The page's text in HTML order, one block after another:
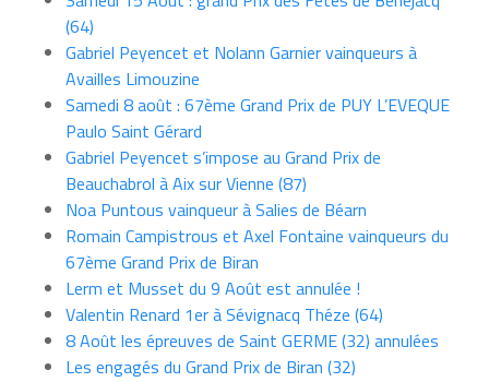
(64)
Gabriel Peyencet et Nolann Garnier vainqueurs à
Availles Limouzine
Samedi 8 août : 67ème Grand Prix de PUY L’EVEQUE
Paulo Saint Gérard
Gabriel Peyencet s’impose au Grand Prix de
Beauchabrol à Aix sur Vienne (87)
Noa Puntous vainqueur à Salies de Béarn
Romain Campistrous et Axel Fontaine vainqueurs du
67ème Grand Prix de Biran
Lerm et Musset du 9 Août est annulée !
Valentin Renard 1er à Sévignacq Théze (64)
8 Août les épreuves de Saint GERME (32) annulées
Les engagés du Grand Prix de Biran (32)